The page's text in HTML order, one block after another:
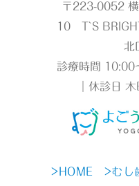
〒223-0052
10 T`S
北
診療時間
｜休診日
>HOME >むし